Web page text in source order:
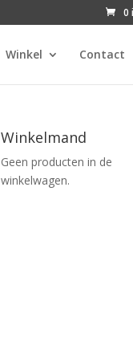
0
Winkel Contact
Winkelmand
Geen producten in de
winkelwagen.